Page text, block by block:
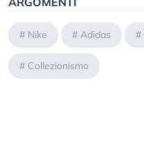
# Nike # Adidas #
# Collezionismo